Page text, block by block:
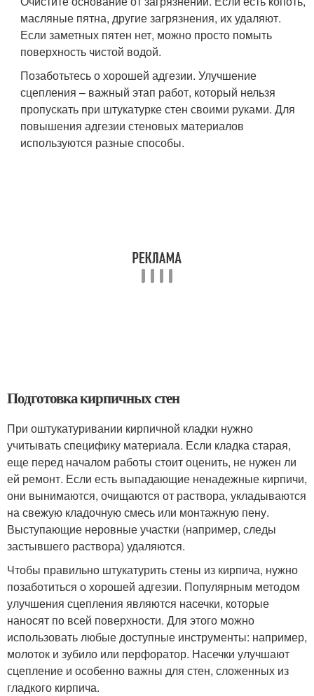
масляные пятна, другие загрязнения, их удаляют.
Если заметных пятен нет, можно просто помыть
поверхность чистой водой.
Позаботьтесь о хорошей адгезии. Улучшение
сцепления – важный этап работ, который нельзя
пропускать при штукатурке стен своими руками. Для
повышения адгезии стеновых материалов
используются разные способы.
Подготовка кирпичных стен
При оштукатуривании кирпичной кладки нужно
учитывать специфику материала. Если кладка старая,
еще перед началом работы стоит оценить, не нужен ли
ей ремонт. Если есть выпадающие ненадежные кирпичи,
они вынимаются, очищаются от раствора, укладываются
на свежую кладочную смесь или монтажную пену.
Выступающие неровные участки (например, следы
застывшего раствора) удаляются.
Чтобы правильно штукатурить стены из кирпича, нужно
позаботиться о хорошей адгезии. Популярным методом
улучшения сцепления являются насечки, которые
наносят по всей поверхности. Для этого можно
использовать любые доступные инструменты: например,
молоток и зубило или перфоратор. Насечки улучшают
сцепление и особенно важны для стен, сложенных из
гладкого кирпича.